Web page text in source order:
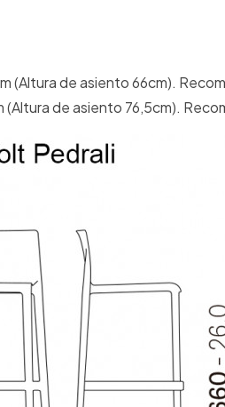
(Altura de asiento 66cm).
de asiento 76,5cm).